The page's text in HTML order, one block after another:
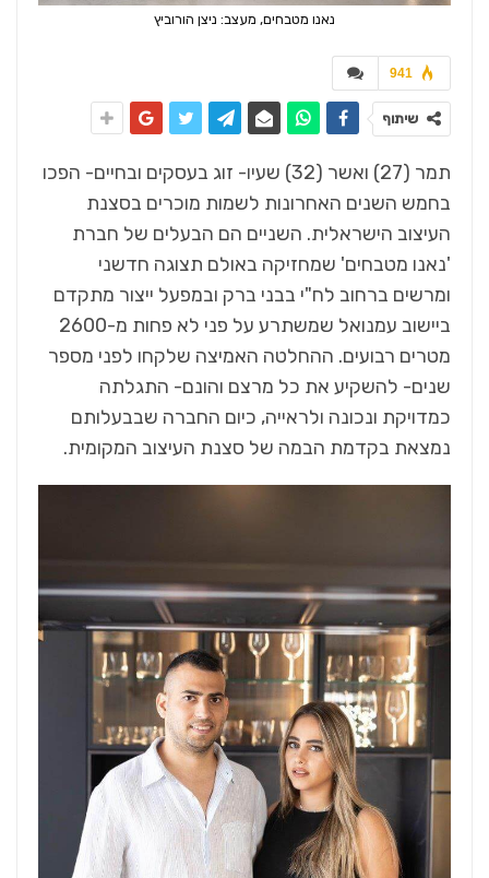
נאנו מטבחים, מעצב: ניצן הורוביץ
941
שיתוף
תמר (27) ואשר (32) שעיו- זוג בעסקים ובחיים- הפכו
בחמש השנים האחרונות לשמות מוכרים בסצנת
העיצוב הישראלית. השניים הם הבעלים של חברת
'נאנו מטבחים' שמחזיקה באולם תצוגה חדשני
ומרשים ברחוב לח"י בבני ברק ובמפעל ייצור מתקדם
ביישוב עמנואל שמשתרע על פני לא פחות מ-2600
מטרים רבועים. ההחלטה האמיצה שלקחו לפני מספר
שנים- להשקיע את כל מרצם והונם- התגלתה
כמדויקת ונכונה ולראייה, כיום החברה שבבעלותם
נמצאת בקדמת הבמה של סצנת העיצוב המקומית.